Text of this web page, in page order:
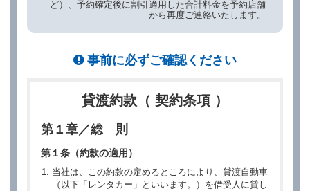
ど）、予約確定後に割引適用した合計料金を予約店舗
から再度ご連絡いたします。
事前に必ずご確認ください
貸渡約款（ 契約条項 ）
第１章／総 則
第１条（約款の適用）
当社は、この約款の定めるところにより、貸渡自動車
（以下「レンタカー」といいます。）を借受人に貸し